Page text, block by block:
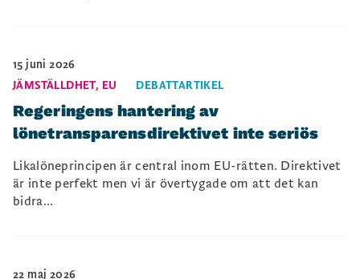
15 juni 2026
JÄMSTÄLLDHET, EU DEBATTARTIKEL
Regeringens hantering av
lönetransparensdirektivet inte seriös
Likalöneprincipen är central inom EU-rätten. Direktivet
är inte perfekt men vi är övertygade om att det kan
bidra...
22 maj 2026